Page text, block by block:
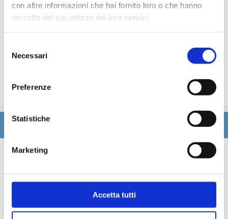
con altre informazioni che hai fornito loro o che hanno
raccolto dal tuo utilizzo dei loro servizi.
delNecessari
Preferenze
Statistiche
Marketing
Accetta tutti
La quota non comprende
Le bevande, le escursioni a terra nel corso della crociera,
Tasse portuali
Le quote di servizio altri servizi (parrucchiere, massaggi,
trattamenti estetici, medico, navigazione internet,
lavanderia).
Scheda tecnica